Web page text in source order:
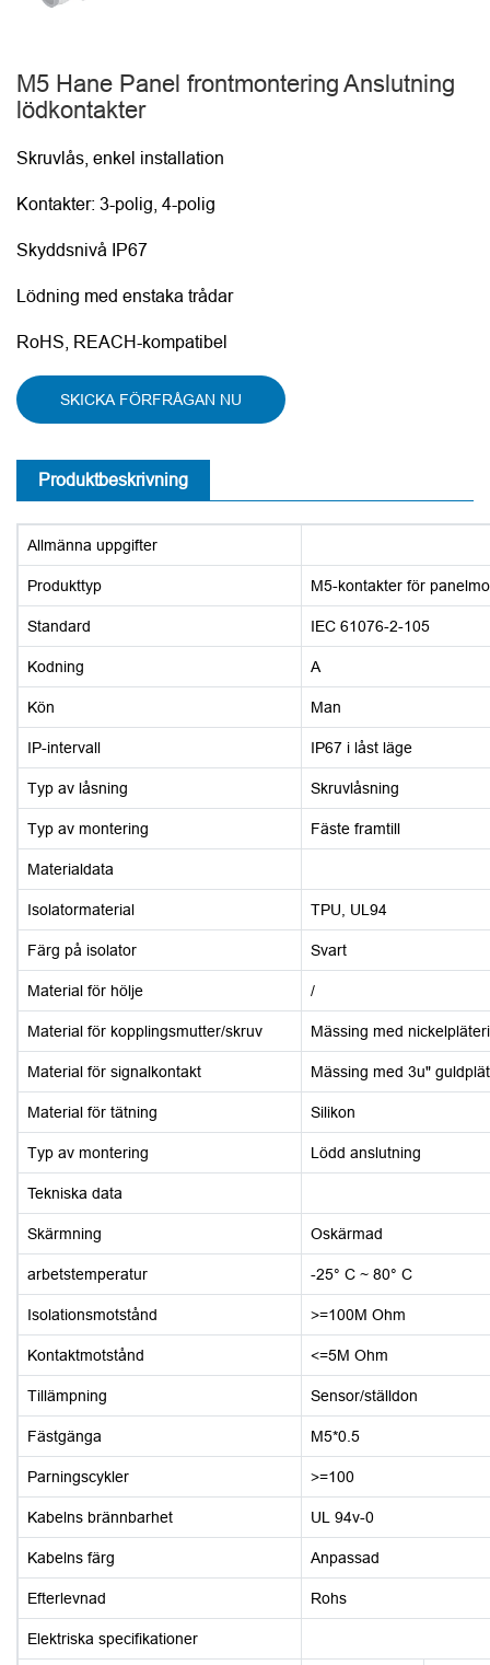
M5 Hane Panel frontmontering Anslutning
lödkontakter
Skruvlås, enkel installation
Kontakter: 3-polig, 4-polig
Skyddsnivå IP67
Lödning med enstaka trådar
RoHS, REACH-kompatibel
SKICKA FÖRFRÅGAN NU
Produktbeskrivning
Allmänna uppgifter
Produkttyp M5-kontakter för
Standard IEC 61076-2-105
Kodning A
Kön Man
IP-intervall IP67 i låst läge
Typ av låsning Skruvlåsning
Typ av montering Fäste framtill
Materialdata
Isolatormaterial TPU, UL94
Färg på isolator Svart
Material för hölje /
Material för kopplingsmutter/skruv Mässing med
Material för signalkontakt Mässing med 3u"
Material för tätning Silikon
Typ av montering Lödd anslutning
Tekniska data
Skärmning Oskärmad
arbetstemperatur -25° C ~ 80° C
Isolationsmotstånd >=100M Ohm
Kontaktmotstånd <=5M Ohm
Tillämpning Sensor/ställdon
Fästgänga M5*0.5
Parningscykler >=100
Kabelns brännbarhet UL 94v-0
Kabelns färg Anpassad
Efterlevnad Rohs
Elektriska specifikationer